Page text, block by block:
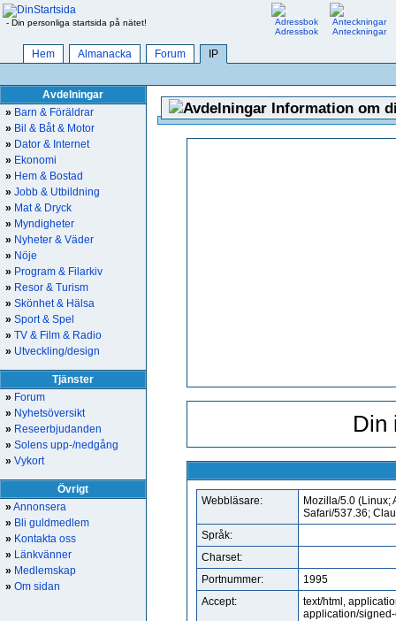
- Din personliga startsida på nätet!
Adressbok
Anteckningar
Hem Almanacka Forum IP
Avdelningar
» Barn & Föräldrar
» Bil & Båt & Motor
» Dator & Internet
» Ekonomi
» Hem & Bostad
» Jobb & Utbildning
» Mat & Dryck
» Myndigheter
» Nyheter & Väder
» Nöje
» Program & Filarkiv
» Resor & Turism
» Skönhet & Hälsa
» Sport & Spel
» TV & Film & Radio
» Utveckling/design
Tjänster
» Forum
» Nyhetsöversikt
» Reseerbjudanden
» Solens upp-/nedgång
» Vykort
Övrigt
» Annonsera
» Bli guldmedlem
» Kontakta oss
» Länkvänner
» Medlemskap
» Om sidan
Information om
Din
Webbläsare:
Mozilla/5.0 (Linux;
Safari/537.36;
Språk:
Charset:
Portnummer:
1995
Accept:
text/html,
application/